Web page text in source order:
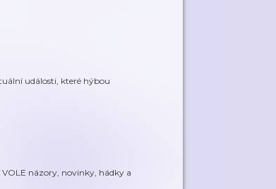
události, které hýbou
VOLE názory, novinky, hádky a